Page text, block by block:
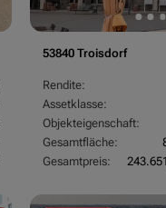
53840 Troisdorf
Rendite:
Assetklasse:
Objekteigenschaft:
Gesamtfläche:
Gesamtpreis: